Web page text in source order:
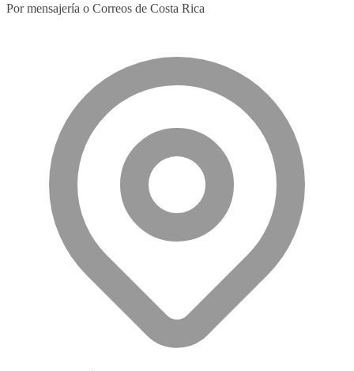
Por mensajería o Correos de Costa Rica